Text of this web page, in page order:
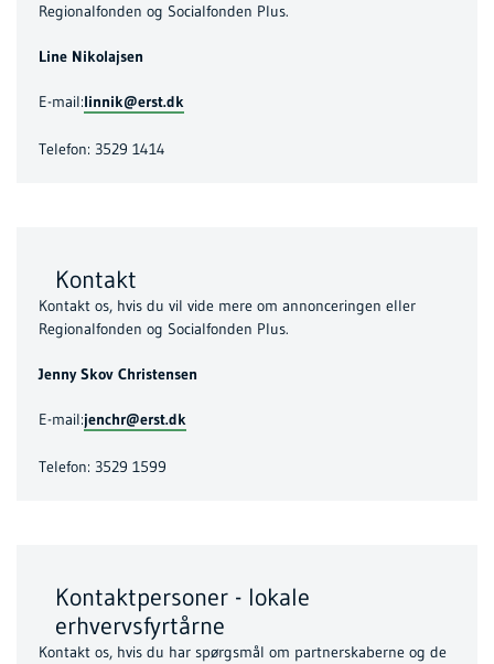
Regionalfonden og Socialfonden Plus.
Line Nikolajsen
E-mail:linnik@erst.dk
Telefon: 3529 1414
Kontakt
Kontakt os, hvis du vil vide mere om annonceringen eller
Regionalfonden og Socialfonden Plus.
Jenny Skov Christensen
E-mail:jenchr@erst.dk
Telefon: 3529 1599
Kontaktpersoner - lokale
erhvervsfyrtårne
Kontakt os, hvis du har spørgsmål om partnerskaberne og de